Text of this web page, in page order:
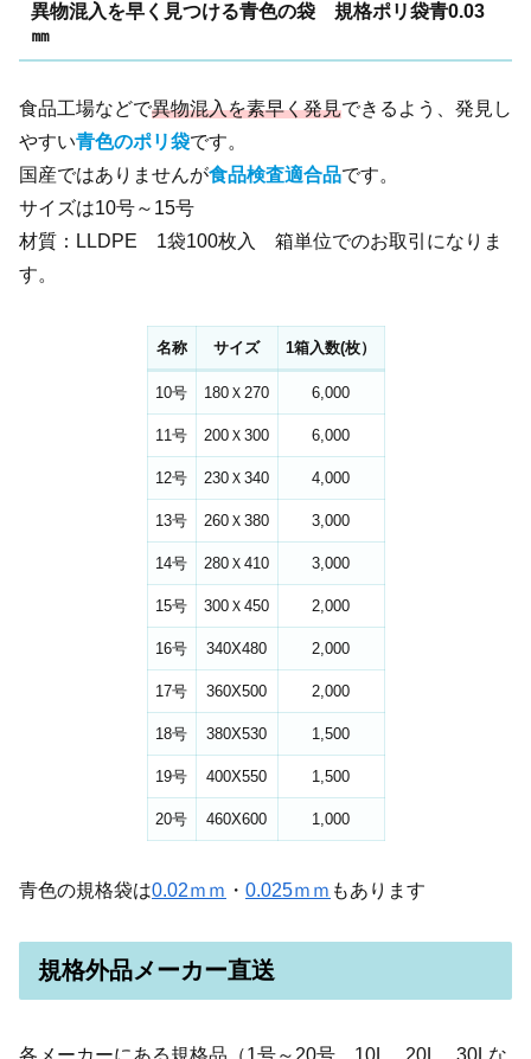
異物混入を早く見つける青色の袋 規格ポリ袋青0.03
㎜
食品工場などで異物混入を素早く発見できるよう、発見し
やすい青色のポリ袋です。
国産ではありませんが食品検査適合品です。
サイズは10号～15号
材質：LLDPE 1袋100枚入 箱単位でのお取引になりま
す。
名称 サイズ 1箱入数(枚）
10号 180Ｘ270 6,000
11号 200Ｘ300 6,000
12号 230Ｘ340 4,000
13号 260Ｘ380 3,000
14号 280Ｘ410 3,000
15号 300Ｘ450 2,000
16号 340X480 2,000
17号 360X500 2,000
18号 380X530 1,500
19号 400X550 1,500
20号 460X600 1,000
青色の規格袋は0.02ｍｍ ・ 0.025ｍｍ もあります
規格外品メーカー直送
各メーカーにある規格品（1号～20号、10L、20L、30Lな